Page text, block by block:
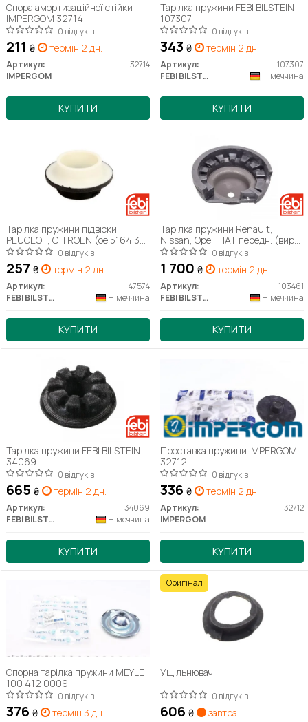
Опора амортизаційної стійки
IMPERGOM 32714
0 відгуків
211 ₴ термін 2 дн.
Артикул:
32714
IMPERGOM
КУПИТИ
Тарілка пружини FEBI BILSTEIN
107307
0 відгуків
343 ₴ термін 2 дн.
Артикул:
107307
FEBI BILSTEIN
Німеччина
КУПИТИ
Тарілка пружини підвіски
PEUGEOT, CITROEN (ое 5164 36)
задн. (вир-во FEBI)
0 відгуків
257 ₴ термін 2 дн.
Артикул:
47574
FEBI BILSTEIN
Німеччина
КУПИТИ
Тарілка пружини Renault,
Nissan, Opel, FIAT передн. (вир-
во Febi) 1034610 відгуків
1 700 ₴ термін 2 дн.
Артикул:
103461
FEBI BILSTEIN
Німеччина
КУПИТИ
Тарілка пружини FEBI BILSTEIN
34069
0 відгуків
665 ₴ термін 2 дн.
Артикул:
34069
FEBI BILSTEIN
Німеччина
КУПИТИ
Проставка пружини IMPERGOM
32712
0 відгуків
336 ₴ термін 2 дн.
Артикул:
32712
IMPERGOM
КУПИТИ
Опорна тарілка пружини MEYLE
100 412 0009
0 відгуків
376 ₴ термін 3 дн.
Ущільнювач
0 відгуків
606 ₴ завтра
Оригінал